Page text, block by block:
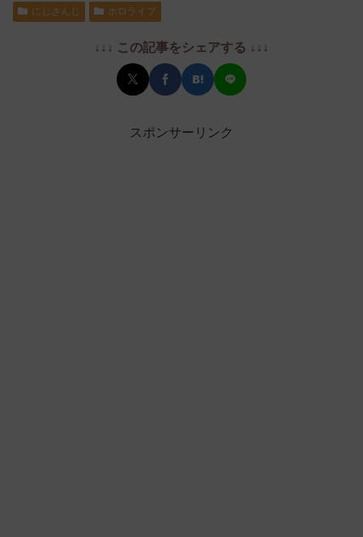
にじさんじ ホロライブ
↓↓↓ この記事をシェアする ↓↓↓
スポンサーリンク